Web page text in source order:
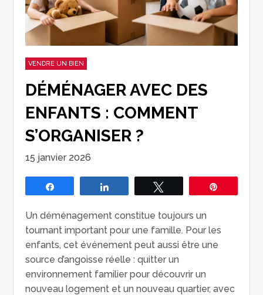
VENDRE UN BIEN
DÉMÉNAGER AVEC DES
ENFANTS : COMMENT
S’ORGANISER ?
15 janvier 2026
Un déménagement constitue toujours un
tournant important pour une famille. Pour les
enfants, cet événement peut aussi être une
source d’angoisse réelle : quitter un
environnement familier pour découvrir un
nouveau logement et un nouveau quartier, avec